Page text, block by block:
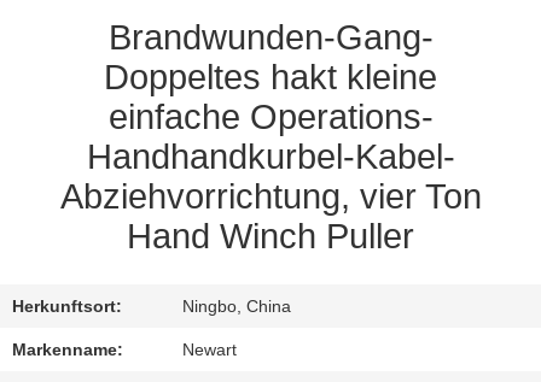
ANGEBOT
SITEMAP
DATENSCHUTZRICHTLINIE
Brandwunden-Gang-
Doppeltes hakt kleine
einfache Operations-
Handhandkurbel-Kabel-
Abziehvorrichtung, vier Ton
Hand Winch Puller
Herkunftsort: Ningbo, China
Markenname: Newart